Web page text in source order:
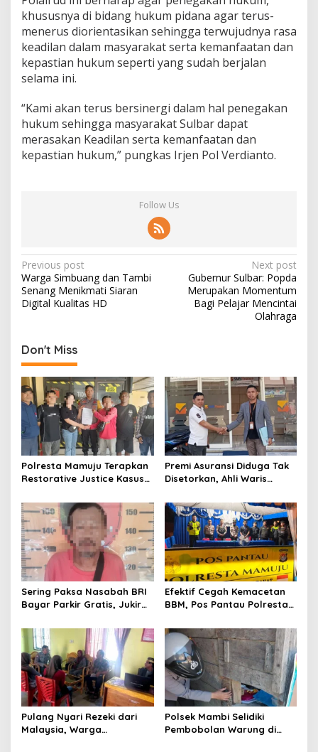
khususnya di bidang hukum pidana agar terus-
menerus diorientasikan sehingga terwujudnya rasa
keadilan dalam masyarakat serta kemanfaatan dan
kepastian hukum seperti yang sudah berjalan
selama ini.
“Kami akan terus bersinergi dalam hal penegakan
hukum sehingga masyarakat Sulbar dapat
merasakan Keadilan serta kemanfaatan dan
kepastian hukum,” pungkas Irjen Pol Verdianto.
Follow Us
P
o
s
n
a
v
i
g
a
t
i
o
n
Previous post
Warga Simbuang dan Tambi
Senang Menikmati Siaran
Digital Kualitas HD
Next post
Gubernur Sulbar: Popda
Merupakan Momentum
Bagi Pelajar Mencintai
Olahraga
Don't Miss
Polresta Mamuju Terapkan
Restorative Justice Kasus
Emmy Saelan
Premi Asuransi Diduga Tak
Disetorkan, Ahli Waris
Sinar Sepadan Finance ke
PN Mamuju
Sering Paksa Nasabah BRI
Bayar Parkir Gratis, Jukir
Efektif Cegah Kemacetan
BBM, Pos Pantau Polresta
SPBU Kali Mamuju
Pulang Nyari Rezeki dari
Malaysia, Warga
Polsek Mambi Selidiki
Pembobolan Warung di